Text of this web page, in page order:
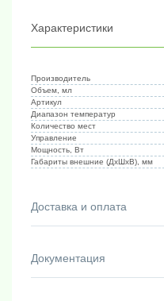
Характеристики
Производитель
Объем, мл
Артикул
Диапазон температур
Количество мест
Управление
Мощность, Вт
Габариты внешние (ДхШхВ), мм
Доставка и оплата
Документация